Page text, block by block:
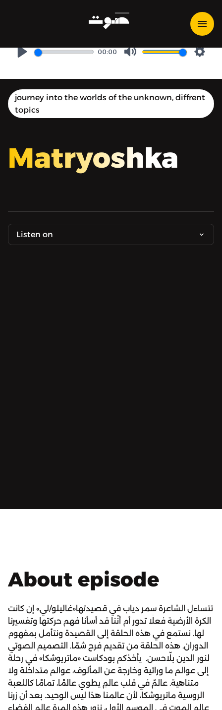
00:00
journey into the worlds of the unknown, diffrent
topics
Matryoshka
Listen on
About episode
تتساءل الشاعرة سمر دياب في قصيدتها«غاليلو/لي» إن كانت
الكرة الأرضية فعلًا تدور أم أنّنا قد أسأنا فهم حركتها وتفسيرنا
لها. نستمع في هذه الحلقة إلى القصيدة ونتأمل بمفهوم
الدوران. هذه الحلقة من تقديم فرح شمّا. التصميم الصوتي
لنور الدين بلّاحسن. يأخذكم بودكاست «ماتريوشكا» في رحلة
إلى عوالم ما ورائية وخارجة عن المألوف، عوالم متداخلة ولا
متناهية. عالمٌ في قلب عالمٍ يطوي عالمًا، تمامًا كاللعبة
الروسية ماتريوشكا، لأن عالمنا هذا ليس الوحيد. بعد أن زرنا
عالم الموت في الموسم الأول، نزور هذه المرة عالم الفضاء